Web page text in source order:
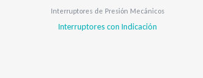
Interruptores de Presión Mecánicos
Interruptores con Indicación